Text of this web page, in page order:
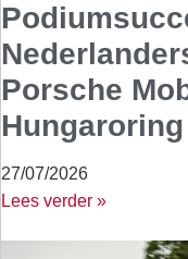
Porsche
Hungaroring
27/07/2026
Lees verder »